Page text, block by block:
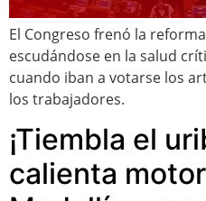
El Congreso frenó la
escudándose en la salud
cuando iban a votarse los
los trabajadores.
¡Tiembla el
calienta